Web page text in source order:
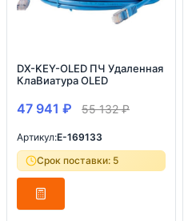
DX-KEY-OLED ПЧ Удаленная
КлаВиатура OLED
47 941 ₽ 55 132₽
Артикул:E-169133
Срок поставки: 5